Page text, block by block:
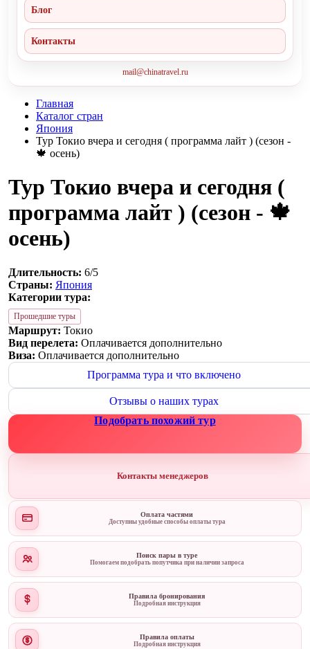
Блог
Контакты
mail@chinatravel.ru
Главная
Каталог стран
Япония
Тур Токио вчера и сегодня ( программа лайт ) (сезон -
🍁 осень)
Тур Токио вчера и сегодня (
программа лайт ) (сезон - 🍁
осень)
Длительность: 6/5
Страны: Япония
Категории тура:
Прошедшие туры
Маршрут: Токио
Вид перелета: Оплачивается дополнительно
Виза: Оплачивается дополнительно
Программа тура и что включено
Отзывы о наших турах
Подобрать похожий тур
Контакты менеджеров
Оплата частями
Доступны удобные способы оплаты тура
Поиск пары в туре
Помогаем подобрать попутчика при наличии запроса
Правила бронирования
Подробная инструкция
Правила оплаты
Подробная инструкция